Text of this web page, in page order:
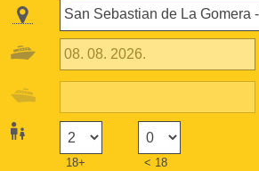
18+ < 18